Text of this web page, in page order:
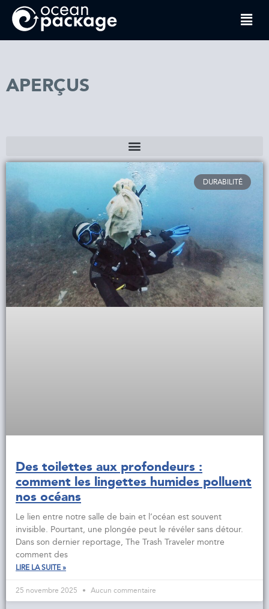
APERÇUS
DURABILITÉ
Des toilettes aux profondeurs :
comment les lingettes humides polluent
nos océans
Le lien entre notre salle de bain et l’océan est souvent
invisible. Pourtant, une plongée peut le révéler sans détour.
Dans son dernier reportage, The Trash Traveler montre
comment des
LIRE LA SUITE »
25 novembre 2025 Aucun commentaire